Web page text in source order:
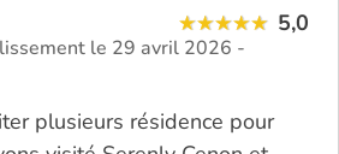
5,0
le 29 avril 2026 -
plusieurs résidence pour